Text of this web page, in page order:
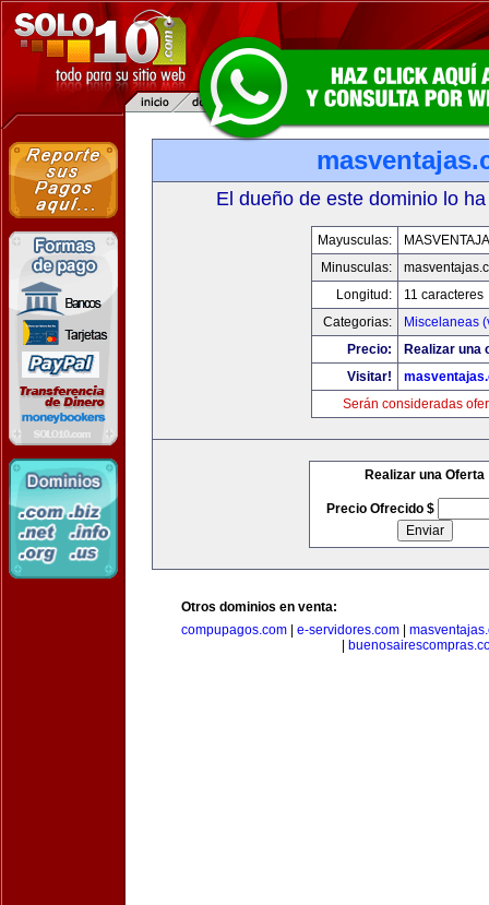
El dueño de este dominio lo
Mayusculas:
Minusculas:
Longitud:
11 caracteres
Categorias:
Miscelaneas
Precio:
Realizar una
Visitar!
Serán consideradas
Realizar una Oferta
Precio Ofrecido $
Otros dominios en venta:
compupagos.com
e-servidores.com